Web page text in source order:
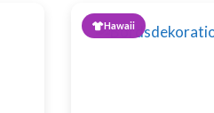
Hawaii